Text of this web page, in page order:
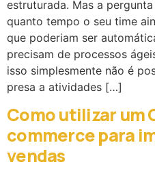
estruturada. Mas a
quanto tempo o seu time
que poderiam ser
precisam de processos
isso simplesmente não é
presa a atividades […]
Como utilizar um
commerce para
vendas